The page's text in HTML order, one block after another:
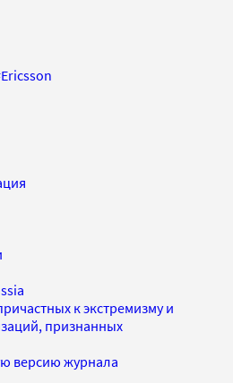
Ericsson
к экстремизму и
признанных
версию журнала